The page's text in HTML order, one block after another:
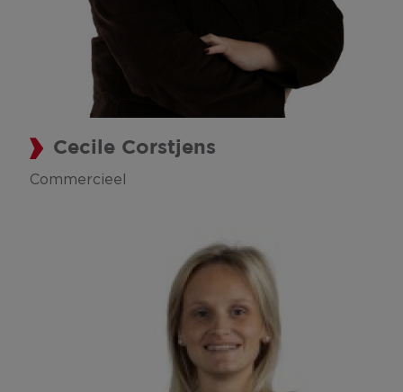
Cecile Corstjens
Commercieel